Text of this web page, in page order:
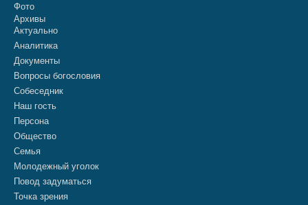
Фото
Архивы
Актуально
Аналитика
Документы
Вопросы богословия
Собеседник
Наш гость
Персона
Общество
Семья
Молодежный уголок
Повод задуматься
Точка зрения